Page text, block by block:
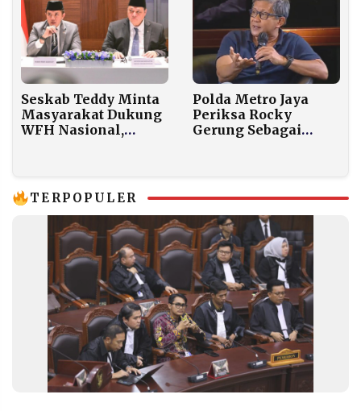
Seskab Teddy Minta
Masyarakat Dukung
WFH Nasional,
Polda Metro Jaya
Periksa Rocky
Gerung Sebagai
TERPOPULER